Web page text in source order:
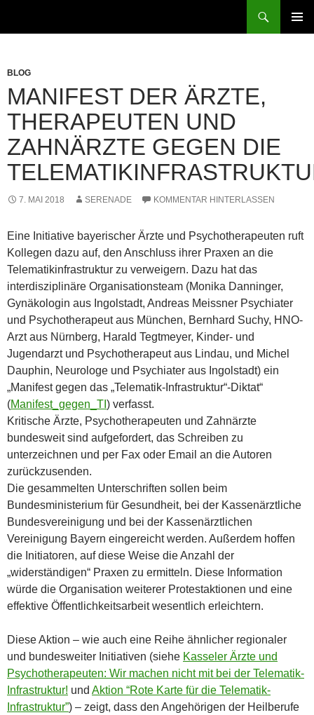
BLOG
MANIFEST DER ÄRZTE,
THERAPEUTEN UND
ZAHNÄRZTE GEGEN DIE
7. MAI 2018 SERENADE KOMMENTAR HINTERLASSEN
Eine Initiative bayerischer Ärzte und Psychotherapeuten ruft
Kollegen dazu auf, den Anschluss ihrer Praxen an die
Telematikinfrastruktur zu verweigern. Dazu hat das
interdisziplinäre Organisationsteam (Monika Danninger,
Gynäkologin aus Ingolstadt, Andreas Meissner Psychiater
und Psychotherapeut aus München, Bernhard Suchy, HNO-
Arzt aus Nürnberg, Harald Tegtmeyer, Kinder- und
Jugendarzt und Psychotherapeut aus Lindau, und Michel
Dauphin, Neurologe und Psychiater aus Ingolstadt) ein
„Manifest gegen das „Telematik-Infrastruktur“-Diktat“
(Manifest_gegen_TI ) verfasst.
Kritische Ärzte, Psychotherapeuten und Zahnärzte
bundesweit sind aufgefordert, das Schreiben zu
unterzeichnen und per Fax oder Email an die Autoren
zurückzusenden.
Die gesammelten Unterschriften sollen beim
Bundesministerium für Gesundheit, bei der Kassenärztliche
Bundesvereinigung und bei der Kassenärztlichen
Vereinigung Bayern eingereicht werden. Außerdem hoffen
die Initiatoren, auf diese Weise die Anzahl der
„widerständigen“ Praxen zu ermitteln. Diese Information
würde die Organisation weiterer Protestaktionen und eine
effektive Öffentlichkeitsarbeit wesentlich erleichtern.
Diese Aktion – wie auch eine Reihe ähnlicher regionaler
und bundesweiter Initiativen (siehe Kasseler Ärzte und
Psychotherapeuten: Wir machen nicht mit bei der Telematik-
Infrastruktur! und Aktion “Rote Karte für die Telematik-
Infrastruktur”) – zeigt, dass den Angehörigen der Heilberufe